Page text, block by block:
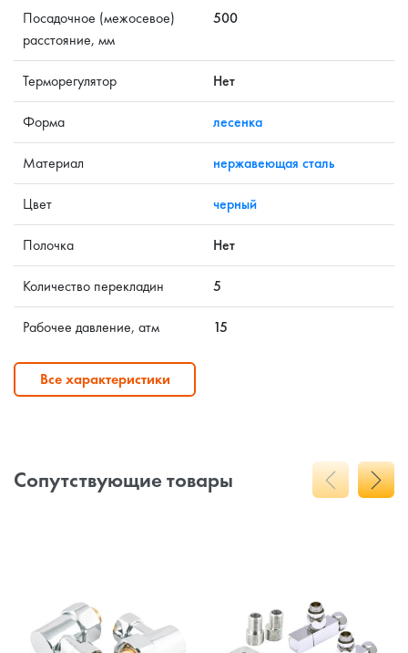
Посадочное (межосевое)
расстояние, мм
500
Терморегулятор Нет
Форма лесенка
Материал нержавеющая сталь
Цвет черный
Полочка Нет
Количество перекладин 5
Рабочее давление, атм 15
Все характеристики
Сопутствующие товары